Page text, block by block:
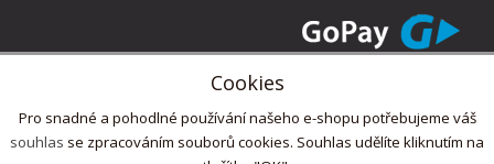
Cookies
Pro snadné a pohodlné používání našeho e-shopu potřebujeme váš
souhlas se zpracováním souborů cookies. Souhlas udělíte kliknutím na